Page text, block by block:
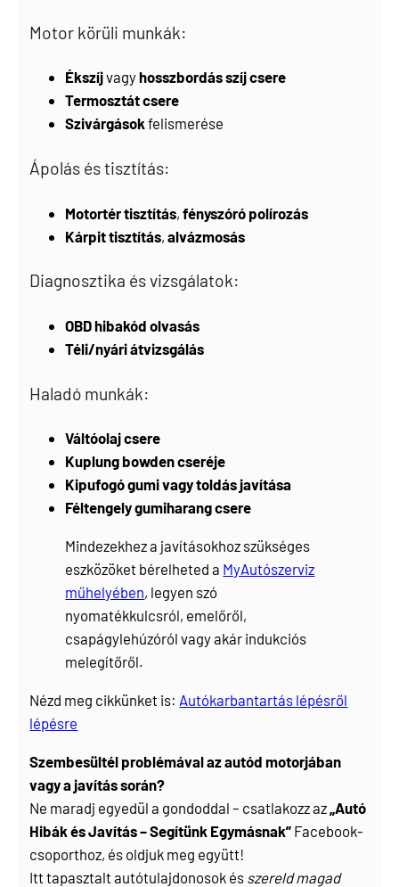
Motor körüli munkák:
Ékszíjvagyhosszbordás szíj csere
Termosztát csere
Szivárgások felismerése
Ápolás és tisztítás:
Motortér tisztítás,fényszóró polírozás
Kárpit tisztítás,alvázmosás
Diagnosztika és vizsgálatok:
OBD hibakód olvasás
Téli/nyári átvizsgálás
Haladó munkák:
Váltóolaj csere
Kuplung bowden cseréje
Kipufogó gumi vagy toldás javítása
Féltengely gumiharang csere
Mindezekhez a javításokhoz szükséges
eszközöket bérelheted a MyAutószerviz
műhelyében, legyen szó
nyomatékkulcsról, emelőről,
csapágylehúzóról vagy akár indukciós
melegítőről.
Nézd meg cikkünket is: Autókarbantartás lépésről
lépésre
Szembesültél problémával az autód motorjában
vagy a javítás során?
Ne maradj egyedül a gondoddal – csatlakozz az „Autó
Hibák és Javítás – Segítünk Egymásnak” Facebook-
csoporthoz, és oldjuk meg együtt!
Itt tapasztalt autótulajdonosok és szereld magad